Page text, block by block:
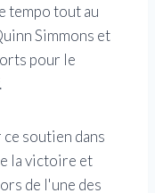
tempo tout au
Simmons et
pour le
soutien dans
la victoire et
de l'une des